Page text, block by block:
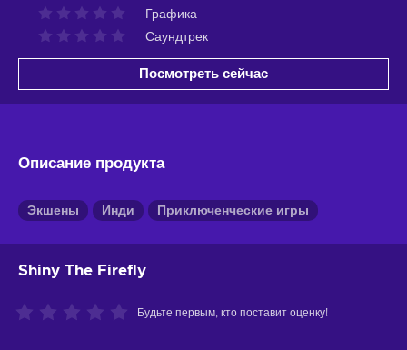
Графика
Саундтрек
Посмотреть сейчас
Описание продукта
Экшены Инди Приключенческие игры
Shiny The Firefly
Будьте первым, кто поставит оценку!